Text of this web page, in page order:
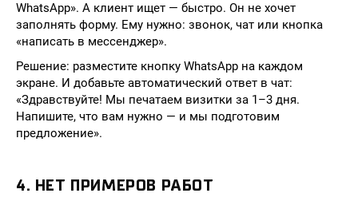
WhatsApp». А клиент ищет — быстро. Он не хочет
заполнять форму. Ему нужно: звонок, чат или кнопка
«написать в мессенджер».
Решение: разместите кнопку WhatsApp на каждом
экране. И добавьте автоматический ответ в чат:
«Здравствуйте! Мы печатаем визитки за 1–3 дня.
Напишите, что вам нужно — и мы подготовим
предложение».
4. НЕТ ПРИМЕРОВ РАБОТ